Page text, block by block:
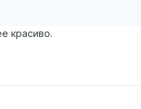
красиво.